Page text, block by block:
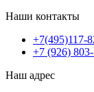
Наши контакты
+7(495)117-
+7 (926)
Наш адрес